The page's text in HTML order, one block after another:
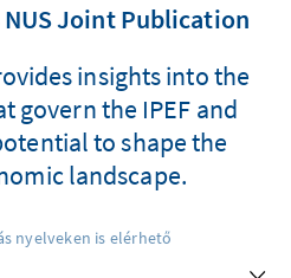
NUS Joint Publication
insights into the
govern the IPEF and
to shape the
landscape.
nyelveken is elérhető